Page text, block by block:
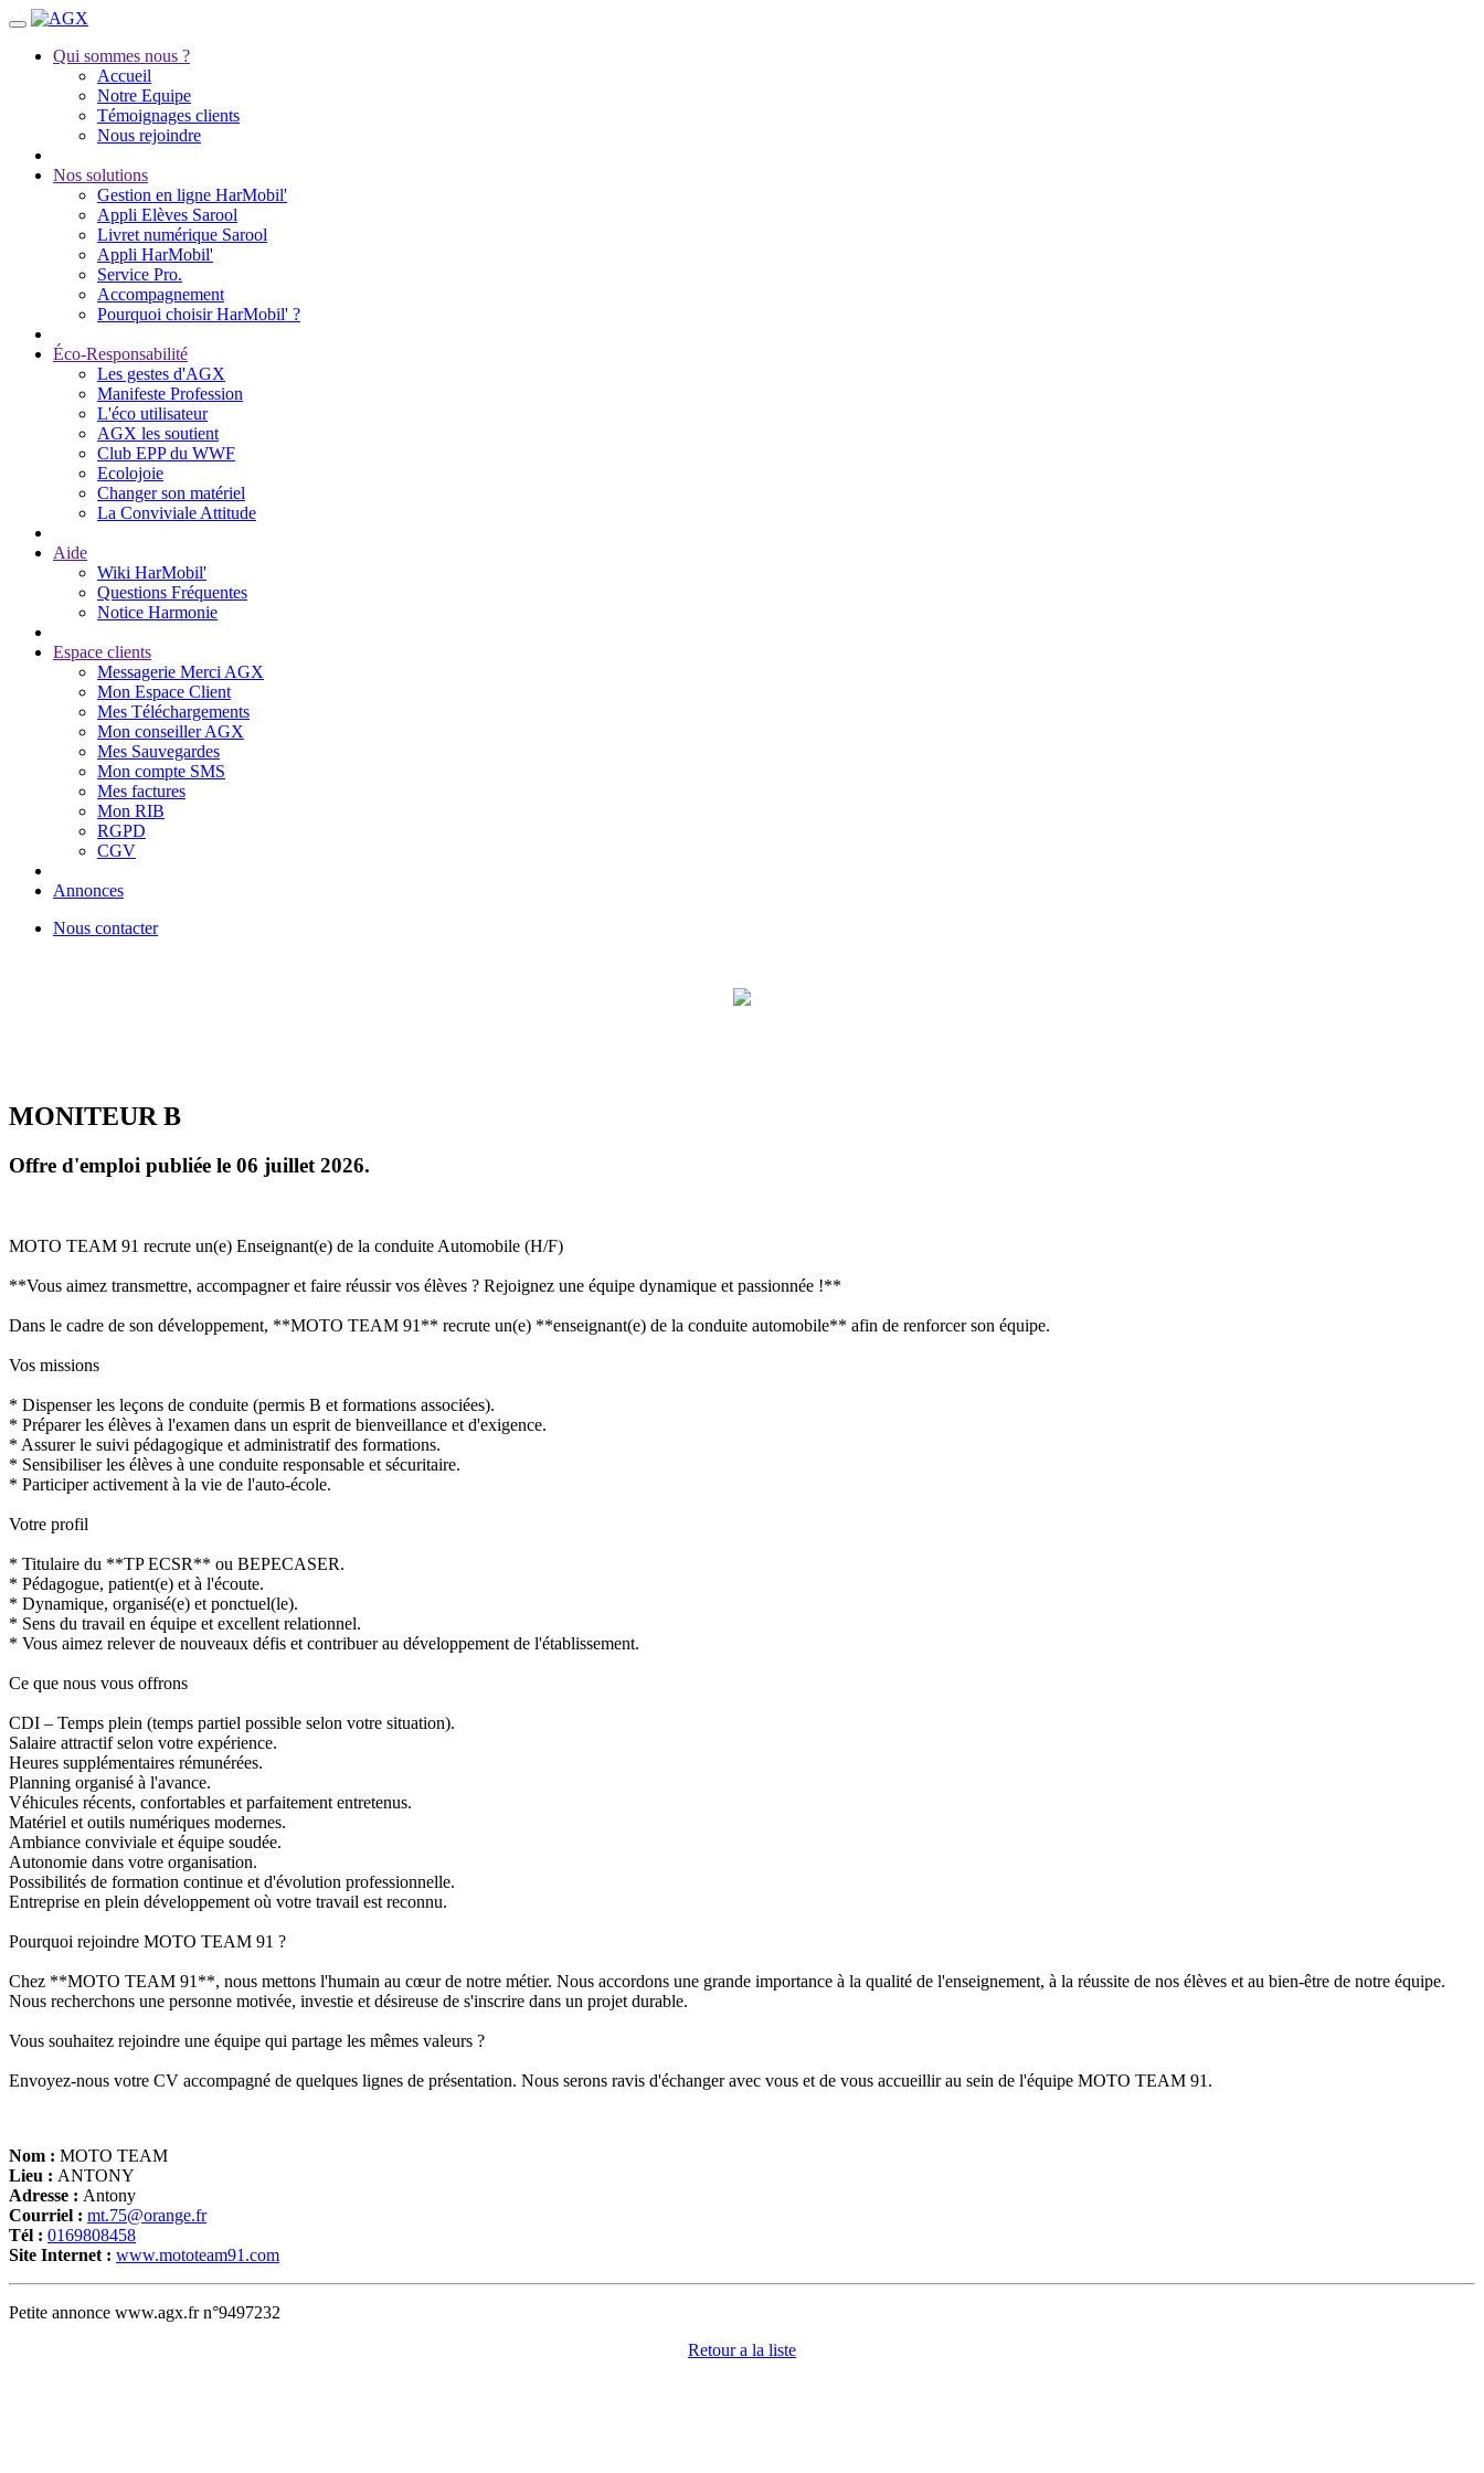
Qui sommes nous ?
Accueil
Notre Equipe
Témoignages clients
Nous rejoindre
Nos solutions
Gestion en ligne HarMobil'
Appli Elèves Sarool
Livret numérique Sarool
Appli HarMobil'
Service Pro.
Accompagnement
Pourquoi choisir HarMobil' ?
Éco-Responsabilité
Les gestes d'AGX
Manifeste Profession
L'éco utilisateur
AGX les soutient
Club EPP du WWF
Ecolojoie
Changer son matériel
La Conviviale Attitude
Aide
Wiki HarMobil'
Questions Fréquentes
Notice Harmonie
Espace clients
Messagerie Merci AGX
Mon Espace Client
Mes Téléchargements
Mon conseiller AGX
Mes Sauvegardes
Mon compte SMS
Mes factures
Mon RIB
RGPD
CGV
Annonces
Nous contacter
MONITEUR B
Offre d'emploi publiée le 06 juillet 2026.
MOTO TEAM 91 recrute un(e) Enseignant(e) de la conduite Automobile (H/F)
**Vous aimez transmettre, accompagner et faire réussir vos élèves ? Rejoignez une équipe dynamique et passionnée !**
Dans le cadre de son développement, **MOTO TEAM 91** recrute un(e) **enseignant(e) de la conduite automobile** afin de renforcer son équipe.
Vos missions
* Dispenser les leçons de conduite (permis B et formations associées).
* Préparer les élèves à l'examen dans un esprit de bienveillance et d'exigence.
* Assurer le suivi pédagogique et administratif des formations.
* Sensibiliser les élèves à une conduite responsable et sécuritaire.
* Participer activement à la vie de l'auto-école.
Votre profil
* Titulaire du **TP ECSR** ou BEPECASER.
* Pédagogue, patient(e) et à l'écoute.
* Dynamique, organisé(e) et ponctuel(le).
* Sens du travail en équipe et excellent relationnel.
* Vous aimez relever de nouveaux défis et contribuer au développement de l'établissement.
Ce que nous vous offrons
CDI – Temps plein (temps partiel possible selon votre situation).
Salaire attractif selon votre expérience.
Heures supplémentaires rémunérées.
Planning organisé à l'avance.
Véhicules récents, confortables et parfaitement entretenus.
Matériel et outils numériques modernes.
Ambiance conviviale et équipe soudée.
Autonomie dans votre organisation.
Possibilités de formation continue et d'évolution professionnelle.
Entreprise en plein développement où votre travail est reconnu.
Pourquoi rejoindre MOTO TEAM 91 ?
Chez **MOTO TEAM 91**, nous mettons l'humain au cœur de notre métier. Nous accordons une grande importance à la qualité de l'enseignement, à la réussite de nos élèves et au bien-être de notre équipe.
Nous recherchons une personne motivée, investie et désireuse de s'inscrire dans un projet durable.
Vous souhaitez rejoindre une équipe qui partage les mêmes valeurs ?
Envoyez-nous votre CV accompagné de quelques lignes de présentation. Nous serons ravis d'échanger avec vous et de vous accueillir au sein de l'équipe MOTO TEAM 91.
Nom : MOTO TEAM
Lieu : ANTONY
Adresse : Antony
Courriel : mt.75@orange.fr
Tél : 0169808458
Site Internet : www.mototeam91.com
Petite annonce www.agx.fr n°9497232
Retour a la liste